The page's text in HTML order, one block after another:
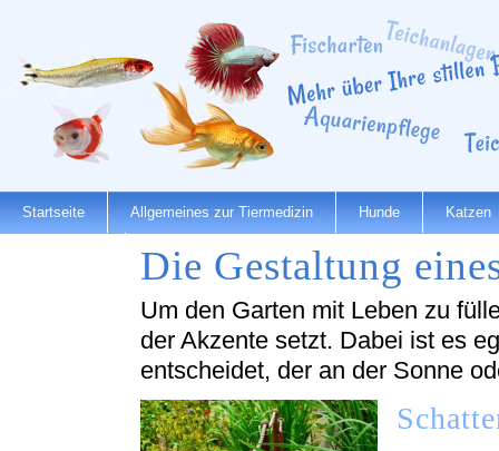
Startseite Allgemeines zur Tiermedizin Hunde Katzen
Die Gestaltung
Um den Garten mit Leben zu
der Akzente setzt. Dabei ist es
entscheidet, der an der Sonne